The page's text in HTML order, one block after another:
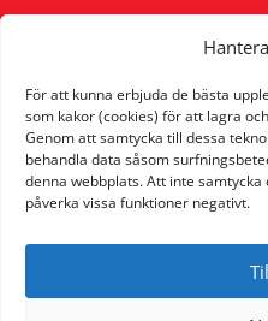
För att kunna erbjuda de bästa
som kakor (cookies) för att lagra
Genom att samtycka till dessa
behandla data såsom
denna webbplats. Att inte
påverka vissa funktioner negativt.